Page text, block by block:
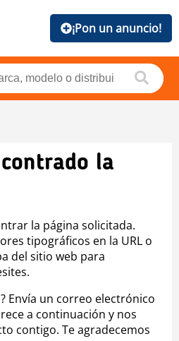
¡Pon un anuncio!
la
la página solicitada.
tipográficos en la URL o
del sitio web para
Envía un correo electrónico
a continuación y nos
contigo. Te agradecemos